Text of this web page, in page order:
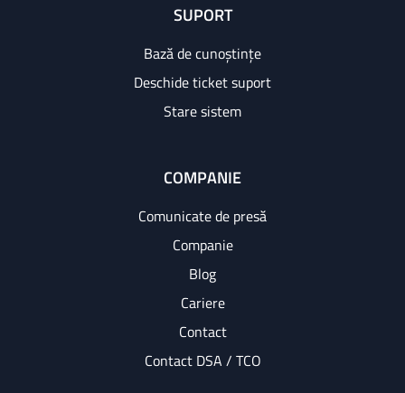
SUPORT
Bază de cunoștințe
Deschide ticket suport
Stare sistem
COMPANIE
Comunicate de presă
Companie
Blog
Cariere
Contact
Contact DSA / TCO